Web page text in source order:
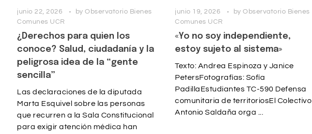
junio 22, 2026 by Observatorio Bienes
Comunes UCR
¿Derechos para quien los
conoce? Salud, ciudadanía y la
peligrosa idea de la “gente
sencilla”
Las declaraciones de la diputada
Marta Esquivel sobre las personas
que recurren a la Sala Constitucional
para exigir atención médica han
junio 19, 2026 by Observatorio Bienes
Comunes UCR
«Yo no soy independiente,
estoy sujeto al sistema»
Texto: Andrea Espinoza y Janice
PetersFotografías: Sofía
PadillaEstudiantes TC-590 Defensa
comunitaria de territoriosEl Colectivo
Antonio Saldaña orga ...